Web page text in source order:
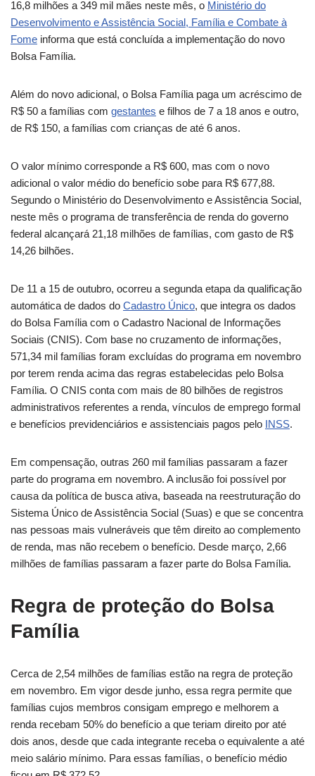
16,8 milhões a 349 mil mães neste mês, o Ministério do
Desenvolvimento e Assistência Social, Família e Combate à
Fome informa que está concluída a implementação do novo
Bolsa Família.
Além do novo adicional, o Bolsa Família paga um acréscimo de
R$ 50 a famílias com gestantes e filhos de 7 a 18 anos e outro,
de R$ 150, a famílias com crianças de até 6 anos.
O valor mínimo corresponde a R$ 600, mas com o novo
adicional o valor médio do benefício sobe para R$ 677,88.
Segundo o Ministério do Desenvolvimento e Assistência Social,
neste mês o programa de transferência de renda do governo
federal alcançará 21,18 milhões de famílias, com gasto de R$
14,26 bilhões.
De 11 a 15 de outubro, ocorreu a segunda etapa da qualificação
automática de dados do Cadastro Único, que integra os dados
do Bolsa Família com o Cadastro Nacional de Informações
Sociais (CNIS). Com base no cruzamento de informações,
571,34 mil famílias foram excluídas do programa em novembro
por terem renda acima das regras estabelecidas pelo Bolsa
Família. O CNIS conta com mais de 80 bilhões de registros
administrativos referentes a renda, vínculos de emprego formal
e benefícios previdenciários e assistenciais pagos pelo INSS.
Em compensação, outras 260 mil famílias passaram a fazer
parte do programa em novembro. A inclusão foi possível por
causa da política de busca ativa, baseada na reestruturação do
Sistema Único de Assistência Social (Suas) e que se concentra
nas pessoas mais vulneráveis que têm direito ao complemento
de renda, mas não recebem o benefício. Desde março, 2,66
milhões de famílias passaram a fazer parte do Bolsa Família.
Regra de proteção do Bolsa
Família
Cerca de 2,54 milhões de famílias estão na regra de proteção
em novembro. Em vigor desde junho, essa regra permite que
famílias cujos membros consigam emprego e melhorem a
renda recebam 50% do benefício a que teriam direito por até
dois anos, desde que cada integrante receba o equivalente a até
meio salário mínimo. Para essas famílias, o benefício médio